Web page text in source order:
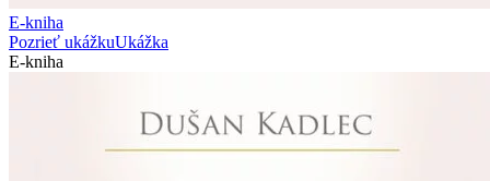
E-kniha
Pozrieť ukážkuUkážka
E-kniha